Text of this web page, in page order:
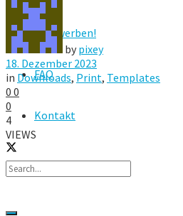
Hier werben!
FAQ
Kontakt
by pixey
18. Dezember 2023
in Downloads, Print, Templates
0 0
0
4
VIEWS